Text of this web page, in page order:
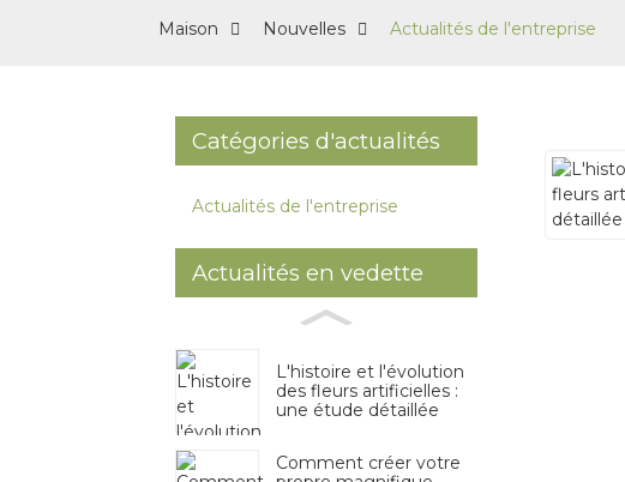
Maison Nouvelles Actualités de l'entreprise
Catégories d'actualités
Actualités de l'entreprise
Actualités en vedette
L'histoire et l'évolution
des fleurs artificielles :
une étude détaillée
Comment créer votre